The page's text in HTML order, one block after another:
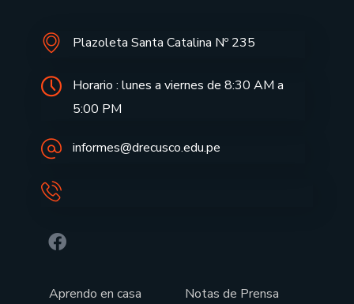
Plazoleta Santa Catalina Nº 235
Horario : lunes a viernes de 8:30 AM a
5:00 PM
informes@drecusco.edu.pe
Aprendo en casa
Notas de Prensa